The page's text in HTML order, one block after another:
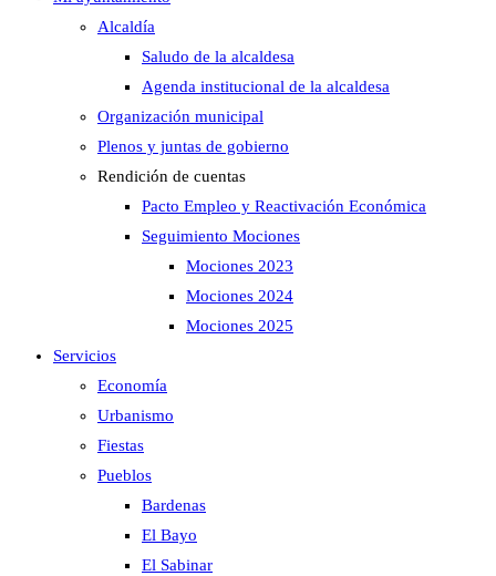
Alcaldía
Saludo de la alcaldesa
Agenda institucional de la alcaldesa
Organización municipal
Plenos y juntas de gobierno
Rendición de cuentas
Pacto Empleo y Reactivación Económica
Seguimiento Mociones
Mociones 2023
Mociones 2024
Mociones 2025
Servicios
Economía
Urbanismo
Fiestas
Pueblos
Bardenas
El Bayo
El Sabinar